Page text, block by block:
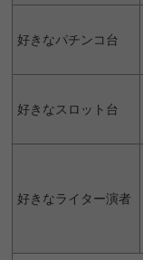
好きなパチンコ台
好きなスロット台
好きなライター演者